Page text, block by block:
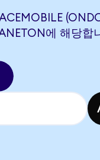
에 해당합